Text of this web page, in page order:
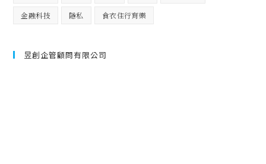
金融科技 隱私 食衣住行育樂
昱創企管顧問有限公司